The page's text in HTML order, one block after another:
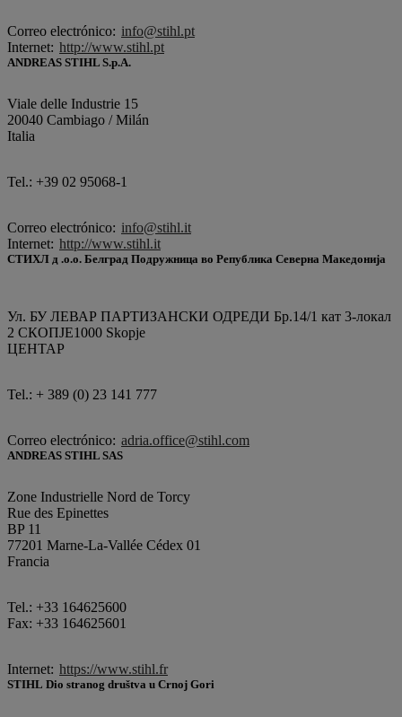
Correo electrónico: info@stihl.pt
Internet: http://www.stihl.pt
ANDREAS STIHL S.p.A.
Viale delle Industrie 15
20040 Cambiago / Milán
Italia
Tel.: +39 02 95068-1
Correo electrónico: info@stihl.it
Internet: http://www.stihl.it
СТИХЛ д .о.о. Белград Подружница во Република Северна Македонија
Ул. БУ ЛЕВАР ПАРТИЗАНСКИ ОДРЕДИ Бр.14/1 кат 3-локал
2 СКОПЈЕ1000 Skopje
ЦЕНТАР
Tel.: + 389 (0) 23 141 777
Correo electrónico: adria.office@stihl.com
ANDREAS STIHL SAS
Zone Industrielle Nord de Torcy
Rue des Epinettes
BP 11
77201 Marne-La-Vallée Cédex 01
Francia
Tel.: +33 164625600
Fax: +33 164625601
Internet: https://www.stihl.fr
STIHL Dio stranog društva u Crnoj Gori